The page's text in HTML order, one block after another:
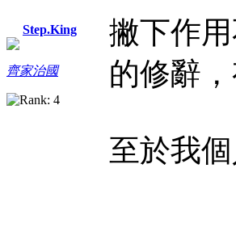
Step.King
齊家治國
撇下作
的修辭
至於我